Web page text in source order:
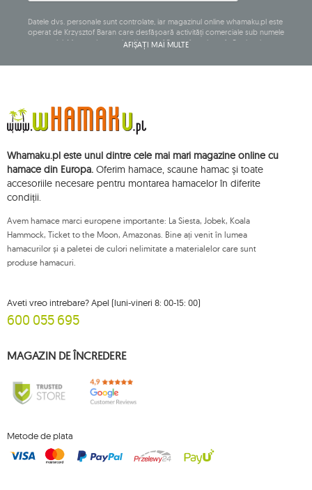
Datele dvs. personale sunt controlate, iar magazinul online whamaku.pl este
operat de Krzysztof Baran care desfășoară activități comerciale sub numele
companiei: Mouton Interactive Krzysztof Baran, înregistrat în Registrul
central al activităților comerciale și având sediul social la ul. Starowiejska
stocate până când vă dezabonați.
Veți avea dreptul să accesați, să rectificați, să ștergeți, să limitați prelucrarea
și să vă opuneți prelucrării datelor dvs. cu caracter personal, precum și
plângere privind prelucrarea acestor date și retrageți, în orice moment,
consimțământul dvs. pentru prelucrarea datelor dvs. personale, cu o astfel
de retragere care nu afectează legalitatea prelucrării efectuate anterior
acestora. Pentru a exercita oricare dintre drepturile menționate mai sus, vă
rugăm să contactați departamentul de servicii pentru clienți Mouton
Pentru mai multe informații, vă rugăm să vizitați: www.mouton.pl/ODO
AFIȘAȚI MAI MULTE
Whamaku.pl este unul dintre cele mai mari magazine online cu
hamace din Europa. Oferim hamace, scaune hamac și toate
accesoriile necesare pentru montarea hamacelor în diferite
condiții.
Avem hamace marci europene importante: La Siesta, Jobek, Koala
Hammock, Ticket to the Moon, Amazonas. Bine ați venit în lumea
hamacurilor și a paletei de culori nelimitate a materialelor care sunt
produse hamacuri.
Aveti vreo intrebare? Apel (luni-vineri 8: 00-15: 00)
600 055 695
MAGAZIN DE ÎNCREDERE
Metode de plata